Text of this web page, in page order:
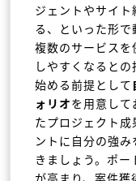
ジェントやサイ
る、といった形で
複数のサービス
しやすくなると
始める前提として
ォリオを用意して
たプロジェクト
ントに自分の強
きましょう。ポ
が高まり、案件獲